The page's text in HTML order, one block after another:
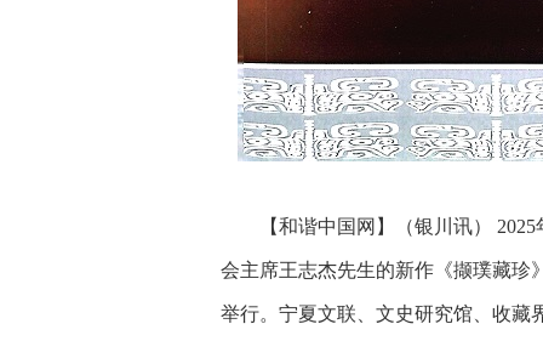
【和谐中国网】（银川讯）
会主席王志杰先生的新作《撷璞藏珍
举行。宁夏文联、文史研究馆、收藏